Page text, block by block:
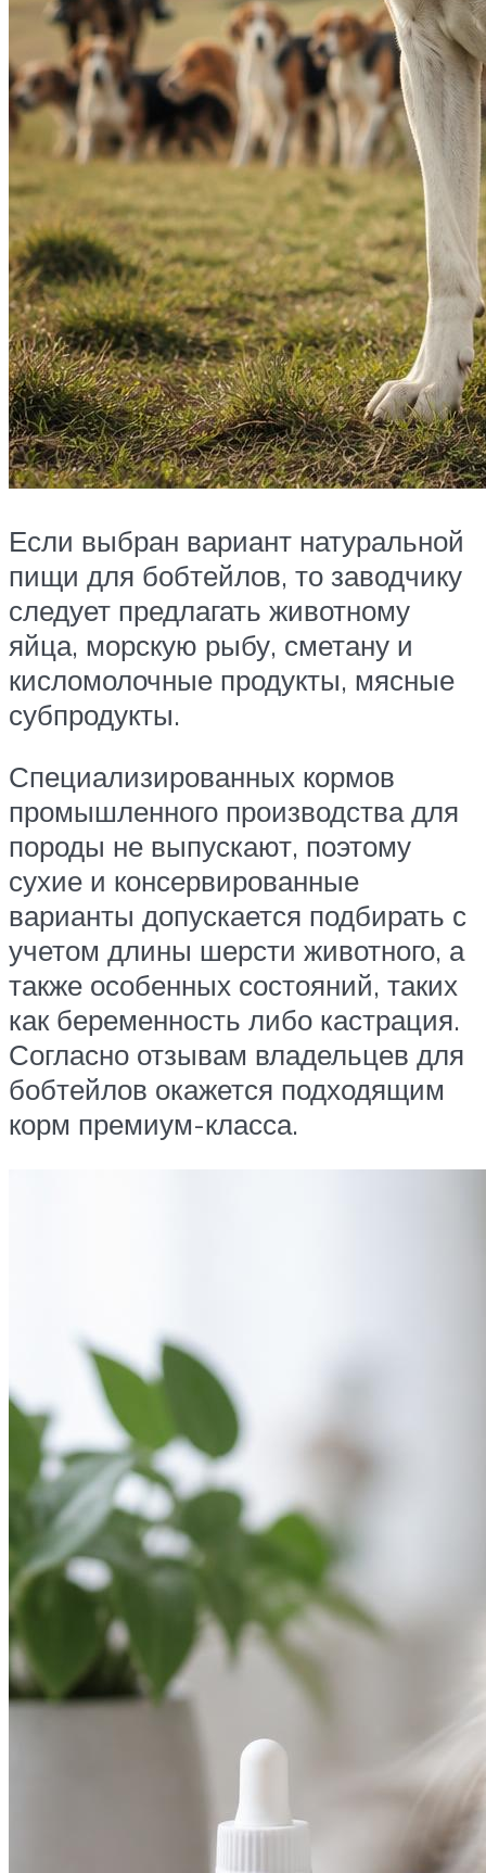
Если выбран вариант натуральной
пищи для бобтейлов, то заводчику
следует предлагать животному
яйца, морскую рыбу, сметану и
кисломолочные продукты, мясные
субпродукты.
Специализированных кормов
промышленного производства для
породы не выпускают, поэтому
сухие и консервированные
варианты допускается подбирать с
учетом длины шерсти животного, а
также особенных состояний, таких
как беременность либо кастрация.
Согласно отзывам владельцев для
бобтейлов окажется подходящим
корм премиум-класса.